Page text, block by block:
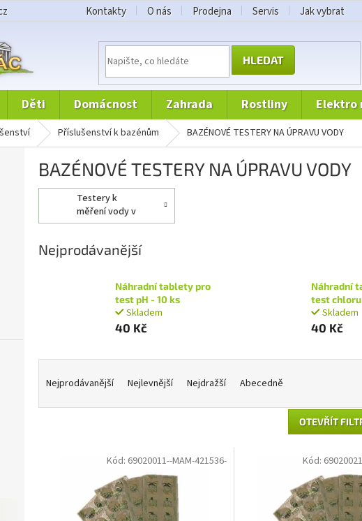
Kontakty O nás Prodejna Servis Jak vybrat
HLEDAT
děti domácnost zahrada rostliny
příslušenství k bazénům BAZÉNOVÉ TESTERY NA ÚPRAVU VODY
BAZÉNOVÉ TESTERY NA ÚPRAVU VODY
testery k
měření vody v
bazénu
Nejprodávanější
Náhradní tablety pro
test pH - 10 ks
Skladem
40 Kč
Náhradní
test chloru
Skladem
40 Kč
e
Nejprodávanější Nejlevnější Nejdražší Abecedně
OTEVŘÍT
Kód: 69020011--MAM-421536- Kód: